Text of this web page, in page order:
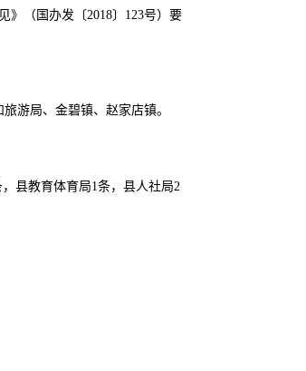
》（国办发〔2018〕123号）要
游局、金碧镇、赵家店镇。
县教育体育局1条，县人社局2